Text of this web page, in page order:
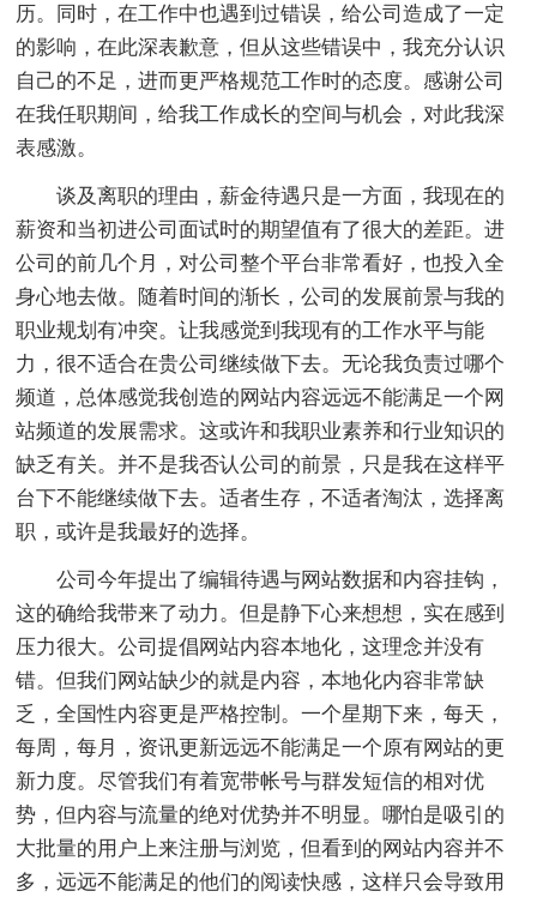
历。同时，在工作中也遇到过错误，给公司造成了一定
的影响，在此深表歉意，但从这些错误中，我充分认识
自己的不足，进而更严格规范工作时的态度。感谢公司
在我任职期间，给我工作成长的空间与机会，对此我深
表感激。
谈及离职的理由，薪金待遇只是一方面，我现在的
薪资和当初进公司面试时的期望值有了很大的差距。进
公司的前几个月，对公司整个平台非常看好，也投入全
身心地去做。随着时间的渐长，公司的发展前景与我的
职业规划有冲突。让我感觉到我现有的工作水平与能
力，很不适合在贵公司继续做下去。无论我负责过哪个
频道，总体感觉我创造的网站内容远远不能满足一个网
站频道的发展需求。这或许和我职业素养和行业知识的
缺乏有关。并不是我否认公司的前景，只是我在这样平
台下不能继续做下去。适者生存，不适者淘汰，选择离
职，或许是我最好的选择。
公司今年提出了编辑待遇与网站数据和内容挂钩，
这的确给我带来了动力。但是静下心来想想，实在感到
压力很大。公司提倡网站内容本地化，这理念并没有
错。但我们网站缺少的就是内容，本地化内容非常缺
乏，全国性内容更是严格控制。一个星期下来，每天，
每周，每月，资讯更新远远不能满足一个原有网站的更
新力度。尽管我们有着宽带帐号与群发短信的相对优
势，但内容与流量的绝对优势并不明显。哪怕是吸引的
大批量的用户上来注册与浏览，但看到的网站内容并不
多，远远不能满足的他们的阅读快感，这样只会导致用